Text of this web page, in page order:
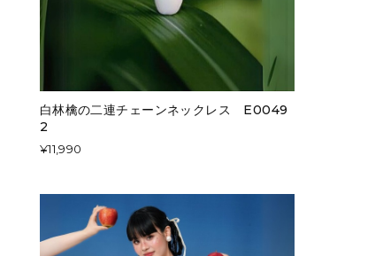
白林檎の二連チェーンネックレス E0049
2
¥11,990